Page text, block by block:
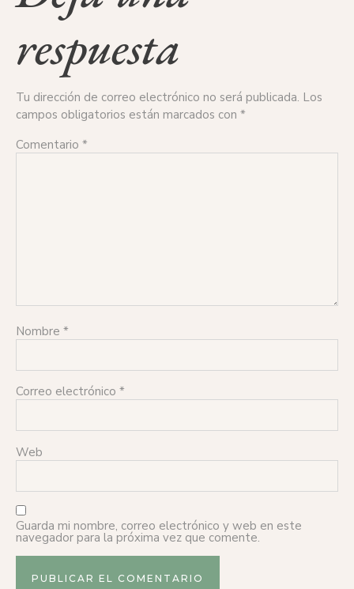
respuesta
Tu dirección de correo electrónico no será publicada. Los
campos obligatorios están marcados con *
Comentario *
Nombre *
Correo electrónico *
Web
Guarda mi nombre, correo electrónico y web en este
navegador para la próxima vez que comente.